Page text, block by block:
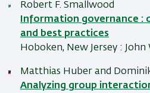
Robert F. Smallwood
Information governance :
and best practices
Hoboken, New Jersey : John
Matthias Huber and
Analyzing group